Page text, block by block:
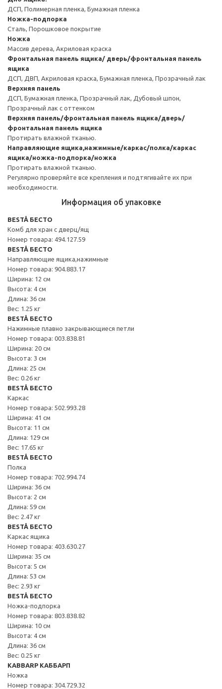
ДСП, Полимерная пленка, Бумажная пленка
Ножка-подпорка
Сталь, Порошковое покрытие
Ножка
Массив дерева, Акриловая краска
Фронтальная панель ящика/ дверь/фронтальная панель
ящика
ДСП, ДВП, Акриловая краска, Бумажная пленка, Прозрачный лак
Верхняя панель
ДСП, Бумажная пленка, Прозрачный лак, Дубовый шпон,
Прозрачный лак с оттенком
Верхняя панель/фронтальная панель ящика/дверь/
фронтальная панель ящика
Протирать влажной тканью.
Направляющие ящика,нажимные/каркас/полка/каркас
ящика/ножка-подпорка/ножка
Протирать влажной тканью.
Регулярно проверяйте все крепления и подтягивайте их при
необходимости.
Информация об упаковке
BESTÅ БЕСТО
Комб для хран с дверц/ящ
Номер товара: 494.127.59
BESTÅ БЕСТО
Направляющие ящика,нажимные
Номер товара: 904.883.17
Ширина: 12 см
Высота: 4 см
Длина: 36 см
Вес: 1.25 кг
BESTÅ БЕСТО
Нажимные плавно закрывающиеся петли
Номер товара: 003.838.81
Ширина: 20 см
Высота: 3 см
Длина: 25 см
Вес: 0.26 кг
BESTÅ БЕСТО
Каркас
Номер товара: 502.993.28
Ширина: 41 см
Высота: 11 см
Длина: 129 см
Вес: 17.65 кг
BESTÅ БЕСТО
Полка
Номер товара: 702.994.74
Ширина: 36 см
Высота: 2 см
Длина: 59 см
Вес: 2.47 кг
BESTÅ БЕСТО
Каркас ящика
Номер товара: 403.630.27
Ширина: 35 см
Высота: 5 см
Длина: 53 см
Вес: 2.93 кг
BESTÅ БЕСТО
Ножка-подпорка
Номер товара: 803.838.82
Ширина: 10 см
Высота: 4 см
Длина: 36 см
Вес: 0.25 кг
KABBARP КАББАРП
Ножка
Номер товара: 304.729.32